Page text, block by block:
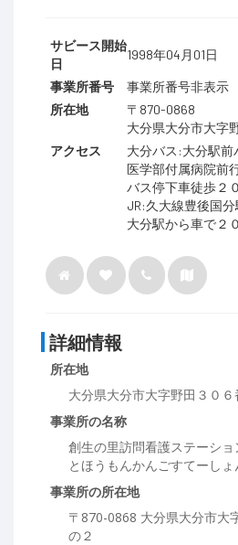
サビース開始
日
1998年04月01日
事業所番号
事業所番号非表示
所在地
〒870-0868
大分県大分市大字
アクセス
大分バス:大分駅
医学部付属病院前
バス停下車徒歩２
JR:久大線豊後国分
大分駅から車で２
詳細情報
所在地
大分県大分市大字野田３０６
事業所の名称
創生の里訪問看護ステーショ
とほうもんかんごすてーしょ
事業所の所在地
〒870-0868 大分県大分市大
の２